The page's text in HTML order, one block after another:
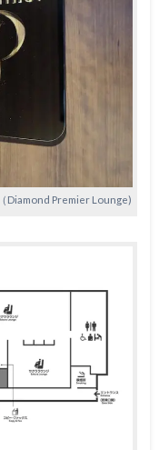
Premier Lounge)